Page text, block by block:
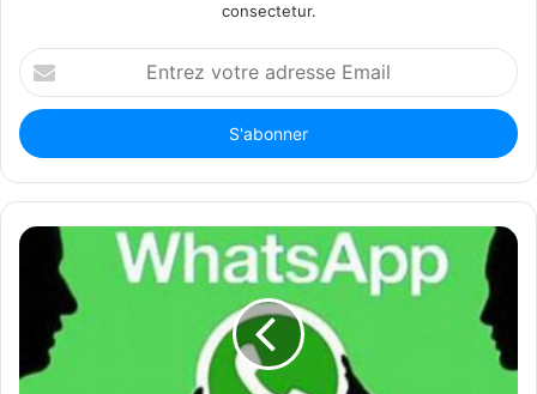
consectetur.
Entrez
votre
adresse
Email